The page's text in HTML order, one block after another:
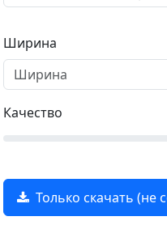
Ширина
Качество
Только скачать (не